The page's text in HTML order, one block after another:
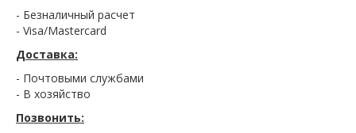
- Безналичный расчет
- Visa/Mastercard
Доставка:
- Почтовыми службами
- В хозяйство
Позвонить: